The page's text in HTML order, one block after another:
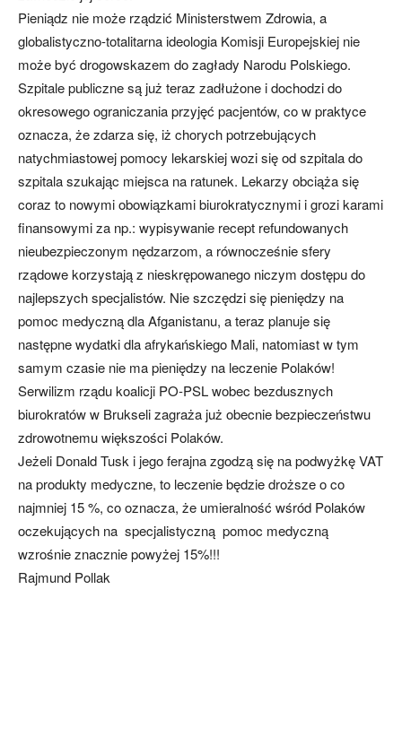
Pieniądz nie może rządzić Ministerstwem Zdrowia, a
globalistyczno-totalitarna ideologia Komisji Europejskiej nie
może być drogowskazem do zagłady Narodu Polskiego.
Szpitale publiczne są już teraz zadłużone i dochodzi do
okresowego ograniczania przyjęć pacjentów, co w praktyce
oznacza, że zdarza się, iż chorych potrzebujących
natychmiastowej pomocy lekarskiej wozi się od szpitala do
szpitala szukając miejsca na ratunek. Lekarzy obciąża się
coraz to nowymi obowiązkami biurokratycznymi i grozi karami
finansowymi za np.: wypisywanie recept refundowanych
nieubezpieczonym nędzarzom, a równocześnie sfery
rządowe korzystają z nieskrępowanego niczym dostępu do
najlepszych specjalistów. Nie szczędzi się pieniędzy na
pomoc medyczną dla Afganistanu, a teraz planuje się
następne wydatki dla afrykańskiego Mali, natomiast w tym
samym czasie nie ma pieniędzy na leczenie Polaków!
Serwilizm rządu koalicji PO-PSL wobec bezdusznych
biurokratów w Brukseli zagraża już obecnie bezpieczeństwu
zdrowotnemu większości Polaków.
Jeżeli Donald Tusk i jego ferajna zgodzą się na podwyżkę VAT
na produkty medyczne, to leczenie będzie droższe o co
najmniej 15 %, co oznacza, że umieralność wśród Polaków
oczekujących na specjalistyczną pomoc medyczną
wzrośnie znacznie powyżej 15%!!!
Rajmund Pollak